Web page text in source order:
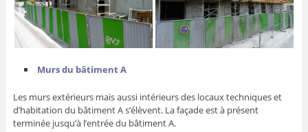
Murs du bâtiment A
Les murs extérieurs mais aussi intérieurs des locaux techniques et
d’habitation du bâtiment A s’élèvent. La façade est à présent
terminée jusqu’à l’entrée du bâtiment A.